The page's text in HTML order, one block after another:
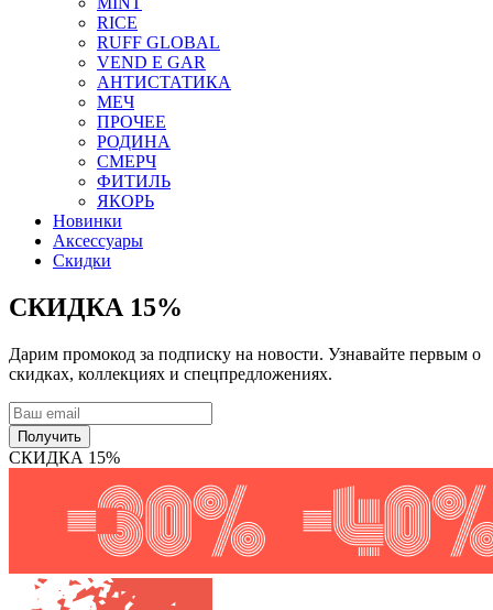
RICE
RUFF GLOBAL
VEND E GAR
АНТИСТАТИКА
МЕЧ
ПРОЧЕЕ
РОДИНА
СМЕРЧ
ФИТИЛЬ
ЯКОРЬ
Новинки
Аксессуары
Скидки
СКИДКА 15%
Дарим промокод за подписку на новости. Узнавайте первым о
скидках, коллекциях и спецпредложениях.
Получить
СКИДКА 15%